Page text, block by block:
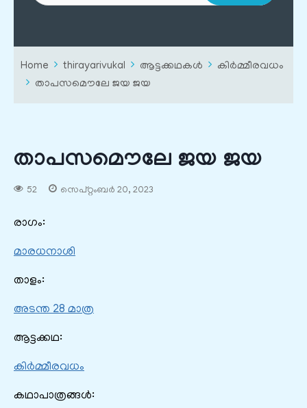
Home thirayarivukal ആട്ടക്കഥകൾ
കിർമ്മീരവധം
താപസമൌലേ ജയ ജയ
താപസമൌലേ ജയ ജയ
52 സെപ്റ്റംബർ 20, 2023
രാഗം:
മാരധനാശി
താളം:
അടന്ത 28 മാത്ര
ആട്ടക്കഥ:
കിർമ്മീരവധം
കഥാപാത്രങ്ങൾ: